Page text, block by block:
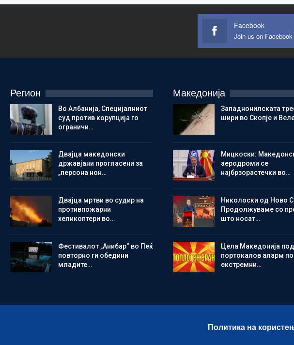
Facebook
Join us on Facebook
Регион
Во Албанија, Специјалниот
суд против корупција го
ограничи…
Двајца македонски
државјани прогласени за
„персона нон…
Двајца мртви во судир на
противпожарни
хеликоптери во…
Фестивалот „Анибар“ во Пеќ
повторно ги обедини
младите…
Македонија
Западнонилската
шири во Скопје и
Мицкоски:
аеродроми се
најбрзорастечки во…
Николоски од Ново
Продолжуваме со
што носат…
Цела Македонија под
портокалов аларм
екстремни…
Политика на